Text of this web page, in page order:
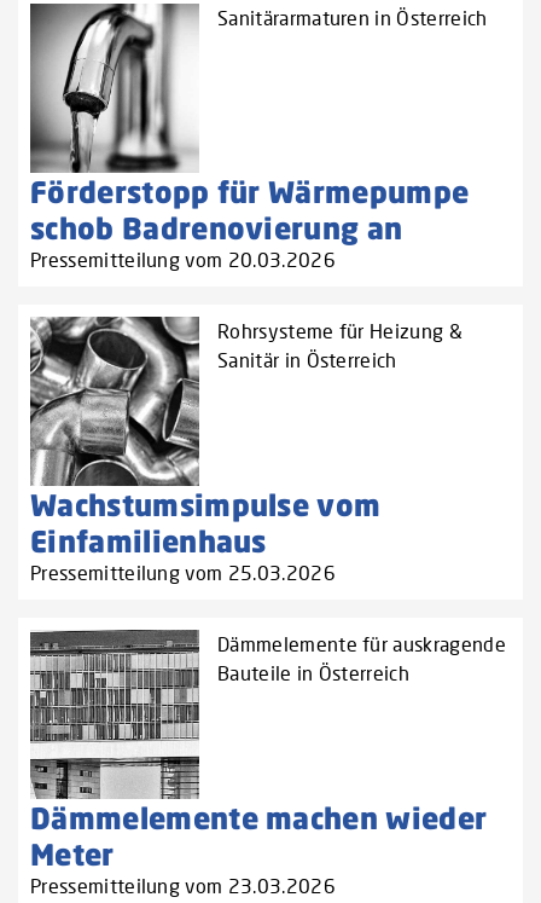
Sanitärarmaturen in Österreich
Förderstopp für Wärmepumpe
schob Badrenovierung an
Pressemitteilung vom 20.03.2026
Rohrsysteme für Heizung &
Sanitär in Österreich
Wachstumsimpulse vom
Einfamilienhaus
Pressemitteilung vom 25.03.2026
Dämmelemente für auskragende
Bauteile in Österreich
Dämmelemente machen wieder
Meter
Pressemitteilung vom 23.03.2026